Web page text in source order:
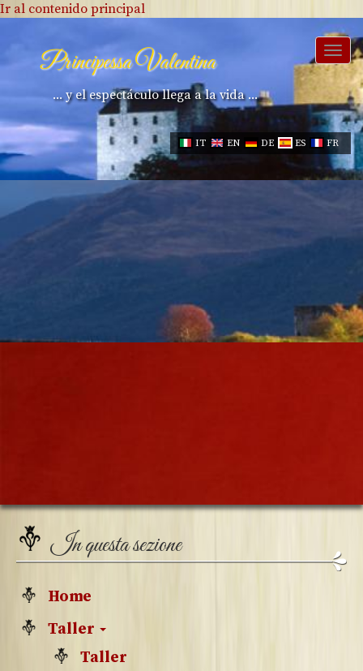
Ir al contenido principal
Principessa Valentina
... y el espectáculo llega a la vida ...
IT EN DE ES FR
In questa sezione
Home
Taller
Taller